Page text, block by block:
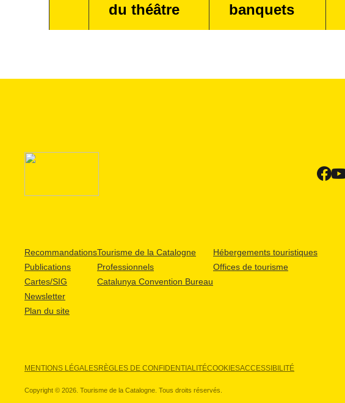
du théâtre
banquets
Recommandations
Publications
Cartes/SIG
Newsletter
Plan du site
Tourisme de la Catalogne
Professionnels
Catalunya Convention Bureau
Hébergements touristiques
Offices de tourisme
MENTIONS LÉGALESRÈGLES DE CONFIDENTIALITÉCOOKIESACCESSIBILITÉ
Copyright © 2026. Tourisme de la Catalogne. Tous droits réservés.